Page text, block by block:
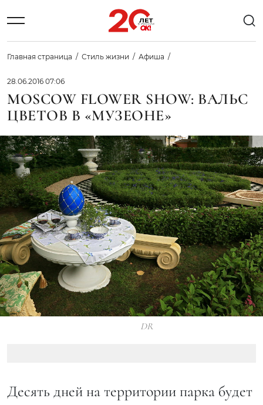
Главная страница Стиль жизни Афиша
28.06.2016 07:06
MOSCOW FLOWER SHOW: ВАЛЬС
ЦВЕТОВ В «МУЗЕОНЕ»
DR
Десять дней на территории парка будет